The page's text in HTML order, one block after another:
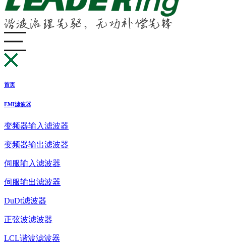
首页
EMI滤波器
变频器输入滤波器
变频器输出滤波器
伺服输入滤波器
伺服输出滤波器
DuDt滤波器
正弦波滤波器
LCL谐波滤波器